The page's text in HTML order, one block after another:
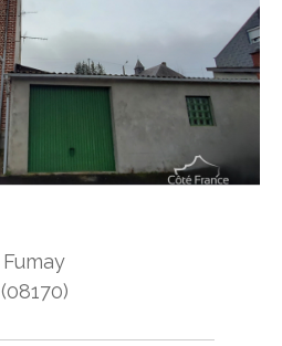
Fumay
(08170)